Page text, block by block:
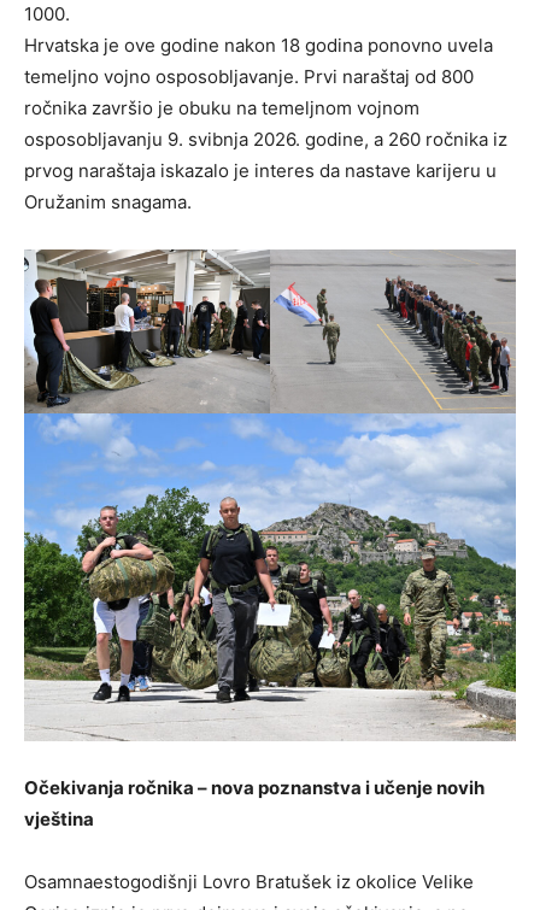
1000.
Hrvatska je ove godine nakon 18 godina ponovno uvela
temeljno vojno osposobljavanje. Prvi naraštaj od 800
ročnika završio je obuku na temeljnom vojnom
osposobljavanju 9. svibnja 2026. godine, a 260 ročnika iz
prvog naraštaja iskazalo je interes da nastave karijeru u
Oružanim snagama.
Očekivanja ročnika – nova poznanstva i učenje novih
vještina
Osamnaestogodišnji Lovro Bratušek iz okolice Velike